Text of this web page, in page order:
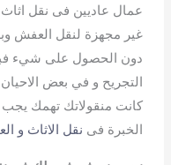
عمال عاديين فى نقل
غير مجهزة لنقل العفش
دون الحصول على شيء
التجريح و في بعض
كانت منقوﻻتك تهمك يجب
الخبرة فى نقل الاثاث و